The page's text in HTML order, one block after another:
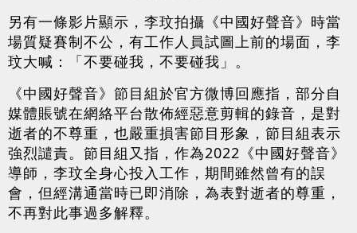
另有一條影片顯示，李玟拍攝《中國好聲音》時當
場質疑賽制不公，有工作人員試圖上前的場面，李
玟大喊：「不要碰我，不要碰我」。
《中國好聲音》節目組於官方微博回應指，部分自
媒體賬號在網絡平台散佈經惡意剪輯的錄音，是對
逝者的不尊重，也嚴重損害節目形象，節目組表示
強烈譴責。節目組又指，作為2022《中國好聲音》
導師，李玟全身心投入工作，期間雖然曾有的誤
會，但經溝通當時已即消除，為表對逝者的尊重，
不再對此事過多解釋。